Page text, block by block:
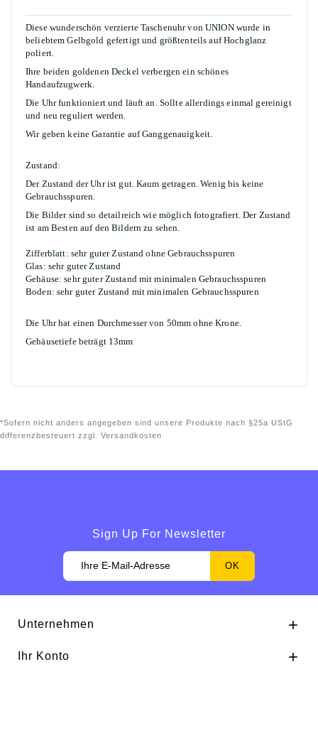
Diese wunderschön verzierte Taschenuhr von UNION wurde in
beliebtem Gelbgold gefertigt und größtenteils auf Hochglanz
poliert.
Ihre beiden goldenen Deckel verbergen ein schönes
Handaufzugwerk.
Die Uhr funktioniert und läuft an. Sollte allerdings einmal gereinigt
und neu reguliert werden.
Wir geben keine Garantie auf Ganggenauigkeit.
Zustand:
Der Zustand der Uhr ist gut. Kaum getragen. Wenig bis keine
Gebrauchsspuren.
Die Bilder sind so detailreich wie möglich fotografiert. Der Zustand
ist am Besten auf den Bildern zu sehen.
Zifferblatt: sehr guter Zustand ohne Gebrauchsspuren
Glas: sehr guter Zustand
Gehäuse: sehr guter Zustand mit minimalen Gebrauchsspuren
Boden: sehr guter Zustand mit minimalen Gebrauchsspuren
Die Uhr hat einen Durchmesser von 50mm ohne Krone.
Gehäusetiefe beträgt 13mm
*Sofern nicht anders angegeben sind unsere Produkte nach §25a UStG
differenzbesteuert zzgl. Versandkosten
Sign Up For Newsletter
Unternehmen 
Ihr Konto 